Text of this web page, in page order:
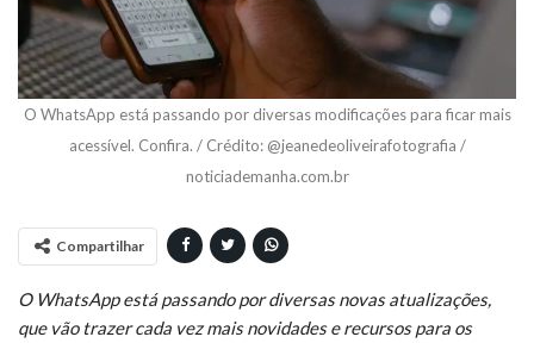
O WhatsApp está passando por diversas modificações para ficar mais
acessível. Confira. / Crédito: @jeanedeoliveirafotografia /
noticiademanha.com.br
Compartilhar
O WhatsApp está passando por diversas novas atualizações,
que vão trazer cada vez mais novidades e recursos para os